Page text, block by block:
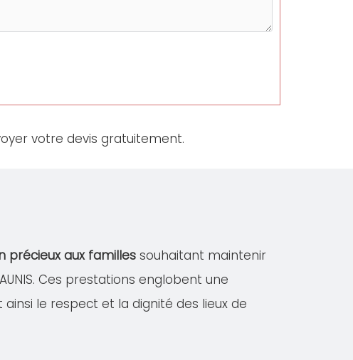
votre devis gratuitement.
précieux aux familles souhaitant maintenir
Ces prestations englobent une
le respect et la dignité des lieux de